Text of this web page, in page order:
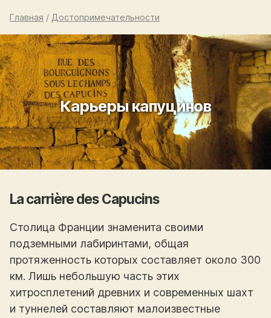
Главная / Достопримечательности
Карьеры капуцинов
La carrière des Capucins
Столица Франции знаменита своими
подземными лабиринтами, общая
протяженность которых составляет около 300
км. Лишь небольшую часть этих
хитросплетений древних и современных шахт
и туннелей составляют малоизвестные